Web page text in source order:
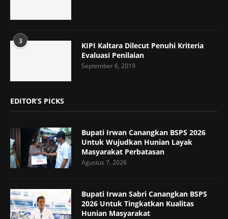
3
KIPI Kaltara Dilecut Penuhi Kriteria
Evaluasi Penilaian
September 6, 2019
EDITOR’S PICKS
Bupati Irwan Canangkan BSPS 2026
Untuk Wujudkan Hunian Layak
Masyarakat Perbatasan
Agustus 7, 2026
Bupati Irwan Sabri Canangkan BSPS
2026 Untuk Tingkatkan Kualitas
Hunian Masyarakat